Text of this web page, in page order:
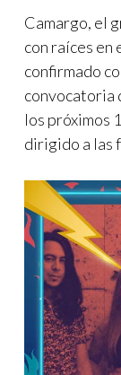
Camargo, el
con raíces en
confirmado
convocatoria
los próximos
dirigido a las